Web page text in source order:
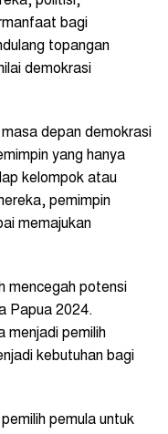
bagi
topangan
demokrasi
depan demokrasi
yang hanya
kelompok atau
pemimpin
memajukan
mencegah potensi
Papua 2024.
menjadi pemilih
kebutuhan bagi
pemula untuk